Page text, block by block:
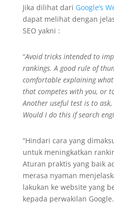
Jika dilihat dari Google’s
dapat melihat dengan
SEO yakni :
“Avoid tricks intended to
rankings. A good rule of
comfortable explaining what
that competes with you, or
Another useful test is to ask,
Would I do this if search
“Hindari cara yang
untuk meningkatkan
Aturan praktis yang baik
merasa nyaman
lakukan ke website yang
kepada perwakilan